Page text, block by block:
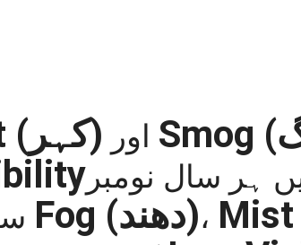
(کہر) Smog
ہر سال نومبر
Fog (دھند)، Mist